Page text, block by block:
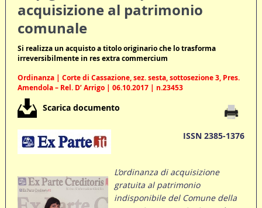
acquisizione al patrimonio
comunale
Si realizza un acquisto a titolo originario che lo trasforma
irreversibilmente in res extra commercium
Ordinanza | Corte di Cassazione, sez. sesta, sottosezione 3, Pres.
Amendola – Rel. D’ Arrigo | 06.10.2017 | n.23453
Scarica documento
ISSN 2385-1376
L’ordinanza di acquisizione
gratuita al patrimonio
indisponibile del Comune della